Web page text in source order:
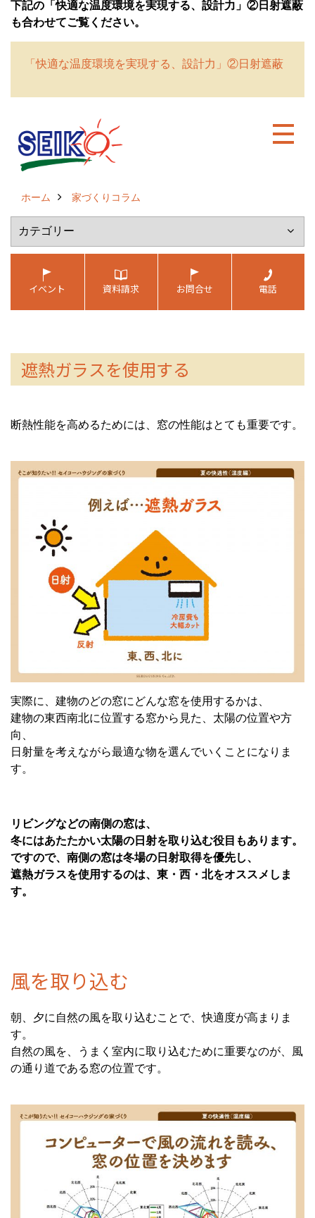
下記の「快適な温度環境を実現する、設計力」②日射遮蔽
も合わせてご覧ください。
「快適な温度環境を実現する、設計力」②日射遮蔽
遮熱ガラスを使用する
断熱性能を高めるためには、窓の性能はとても重要です。
実際に、建物のどの窓にどんな窓を使用するかは、
建物の東西南北に位置する窓から見た、太陽の位置や方
向、
日射量を考えながら最適な物を選んでいくことになりま
す。
リビングなどの南側の窓は、
冬にはあたたかい太陽の日射を取り込む役目もあります。
ですので、南側の窓は冬場の日射取得を優先し、
遮熱ガラスを使用するのは、東・西・北をオススメしま
す。
風を取り込む
朝、夕に自然の風を取り込むことで、快適度が高まりま
す。
自然の風を、うまく室内に取り込むために重要なのが、風
の通り道である窓の位置です。